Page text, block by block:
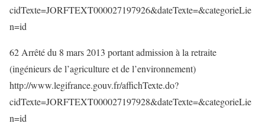
cidTexte=JORFTEXT000027197926&dateTexte=&categorieLie
n=id
62 Arrêté du 8 mars 2013 portant admission à la retraite
(ingénieurs de l’agriculture et de l’environnement)
http://www.legifrance.gouv.fr/affichTexte.do?
cidTexte=JORFTEXT000027197928&dateTexte=&categorieLie
n=id